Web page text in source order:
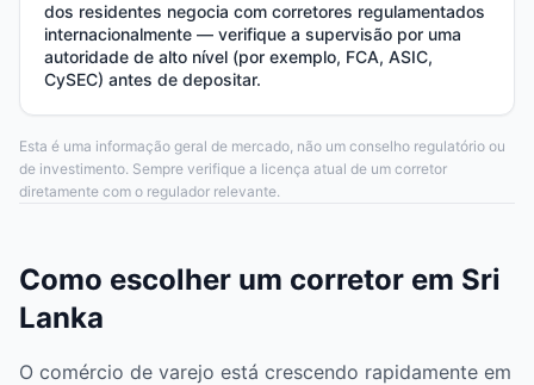
dos residentes negocia com corretores regulamentados
internacionalmente — verifique a supervisão por uma
autoridade de alto nível (por exemplo, FCA, ASIC,
CySEC) antes de depositar.
Esta é uma informação geral de mercado, não um conselho regulatório ou
de investimento. Sempre verifique a licença atual de um corretor
diretamente com o regulador relevante.
Como escolher um corretor em Sri
Lanka
O comércio de varejo está crescendo rapidamente em